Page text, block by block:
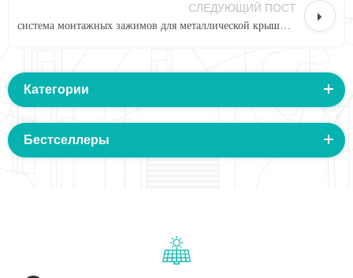
СЛЕДУЮЩИЙ ПОСТ
Категории
Бестселлеры